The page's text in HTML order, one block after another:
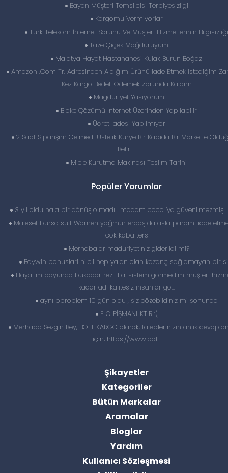
Bayan Müşteri Temsilcisi Terbiyesizligi
Kargomu Vermiyorlar
Türk Telekom İnternet Sorunu Ve Müşteri Hizmetlerinin Bilgisizliği
Taze Çiçek Mağduruyum
Malatya Hayat Hastahanesi Kulak Burun Boğaz
Amazon .Com Tr. Adresinden Aldığım Ürünü Iade Etmek Istediğim
Kez Kargo Bedeli Ödemek Zorunda Kaldım
Magdurıyet Yasıyorum
Bloke Çözümü Internet Üzerinden Yapılabilir
Ücret Iadesi Yapılmıyor
2 Saat Siparişim Gelmedi Üstelik Kurye Bir Kapıda Bir Markette
Belirtti
Miele Kurutma Makinası Teslim Tarihi
Popüler Yorumlar
3 yıl oldu hala bir dönüş olmadı… madam coco ‘ya güvenilmezmiş
Malesef bursa suit Women yağmur erdaş da asla paramı iade
çok kaba ters
Merhabalar maduriyetiniz giderildi mi?
Baywin bonuslari hileli hep yalan olan kazanç sağlamayan bir
Hayatım boyunca bukadar rezil bir sistem görmedim müşteri
kadar adi kalitesiz insanlar gö...
aynı pproblem 10 gün oldu , siz çözebildiniz mi sonunda
FLO PİŞMANLIKTIR :(
Merhaba Sezgin Bey, BOLT KARGO olarak, taleplerinizin anlık
için; https://www.bol...
Şikayetler
Kategoriler
Bütün Markalar
Aramalar
Bloglar
Yardım
Kullanıcı Sözleşmesi